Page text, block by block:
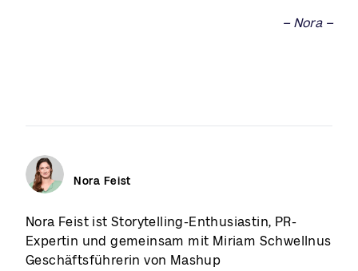
– Nora –
Nora Feist
Nora Feist ist Storytelling-Enthusiastin, PR-
Expertin und gemeinsam mit Miriam Schwellnus
Geschäftsführerin von Mashup